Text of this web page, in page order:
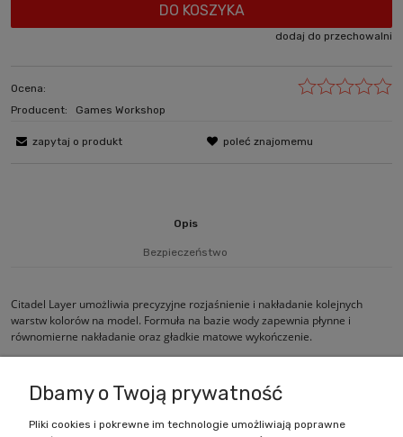
DO KOSZYKA
dodaj do przechowalni
Ocena:
Producent:
Games Workshop
zapytaj o produkt poleć znajomemu
Opis
Bezpieczeństwo
Citadel Layer umożliwia precyzyjne rozjaśnienie i nakładanie kolejnych
warstw kolorów na model. Formuła na bazie wody zapewnia płynne i
równomierne nakładanie oraz gładkie matowe wykończenie.
Dbamy o Twoją prywatność
Pliki cookies i pokrewne im technologie umożliwiają poprawne